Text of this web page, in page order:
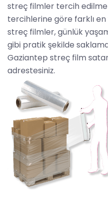
streç filmler tercih
tercihlerine göre farklı
streç filmler, günlük
gibi pratik şekilde
Gaziantep streç film
adrestesiniz.